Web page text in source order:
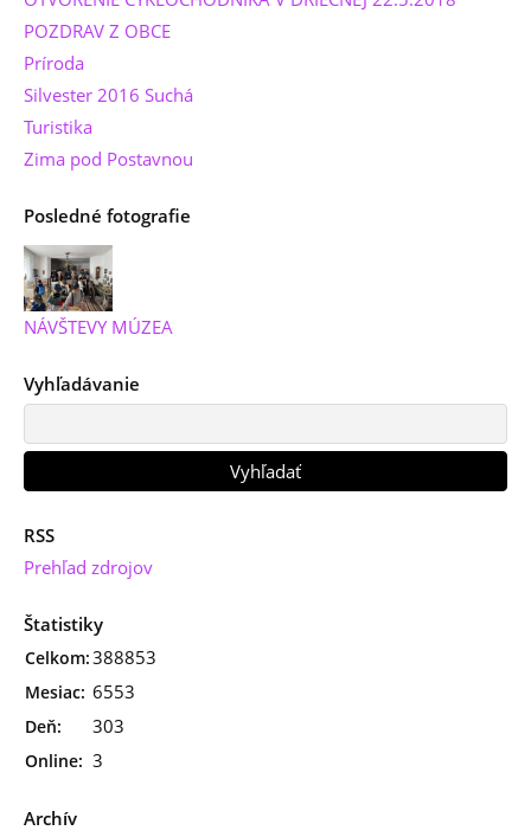
POZDRAV Z OBCE
Príroda
Silvester 2016 Suchá
Turistika
Zima pod Postavnou
Posledné fotografie
NÁVŠTEVY MÚZEA
Vyhľadávanie
RSS
Prehľad zdrojov
Štatistiky
Online: 3
Celkom:388853
Mesiac: 6553
Deň: 303
Archív